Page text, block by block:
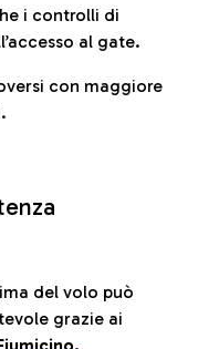
i controlli di
al gate.
con maggiore
del volo può
grazie ai